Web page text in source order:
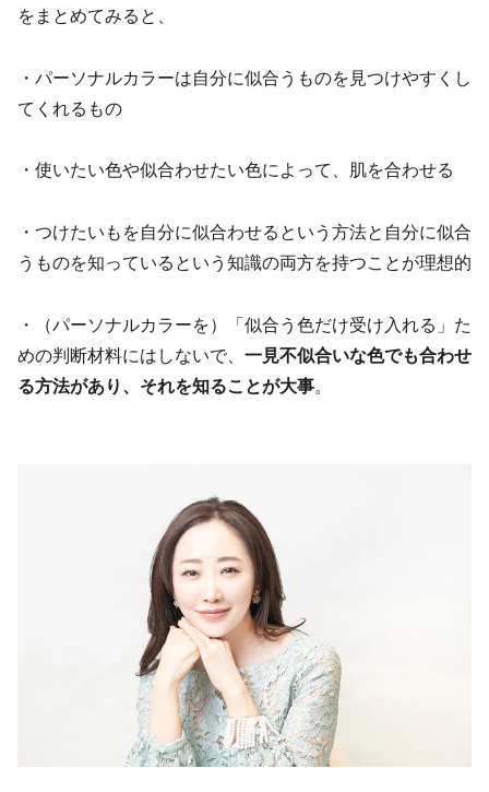
をまとめてみると、
・パーソナルカラーは自分に似合うものを見つけやすくし
てくれるもの
・使いたい色や似合わせたい色によって、肌を合わせる
・つけたいもを自分に似合わせるという方法と自分に似合
うものを知っているという知識の両方を持つことが理想的
・（パーソナルカラーを）「似合う色だけ受け入れる」た
めの判断材料にはしないで、 一見不似合いな色でも合わせ
る方法があり、それを知ることが大事。